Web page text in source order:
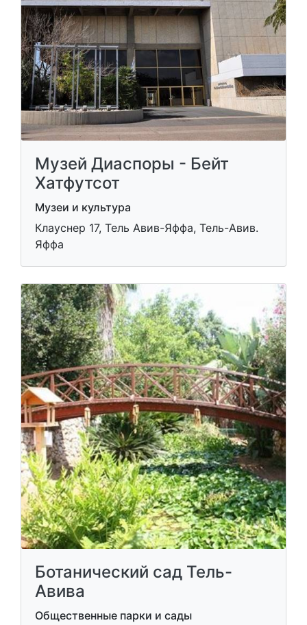
Музей Диаспоры - Бейт
Хатфутсот
Музеи и культура
Клауснер 17, Тель Авив-Яффа, Тель-Авив.
Яффа
Ботанический сад Тель-
Авива
Общественные парки и сады